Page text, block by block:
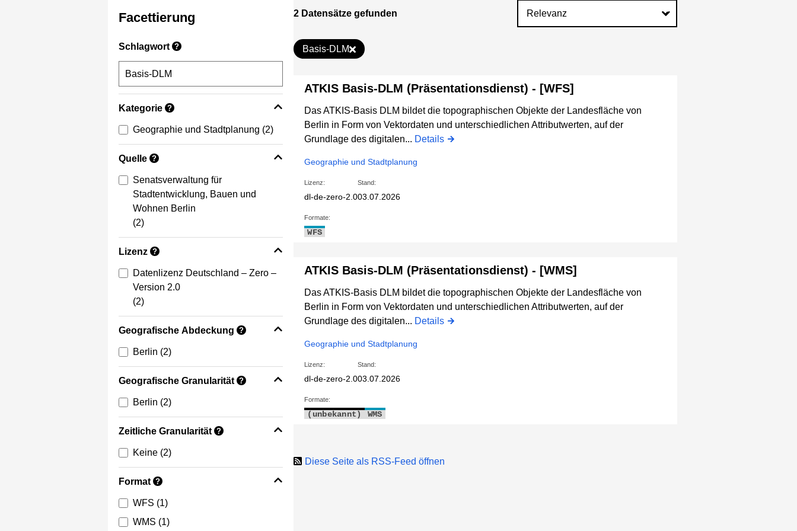
Facettierung
Schlagwort ?
Kategorie ?
Geographie und Stadtplanung (2)
Quelle ?
Senatsverwaltung für
Stadtentwicklung, Bauen und
Wohnen Berlin
(2)
Lizenz ?
Datenlizenz Deutschland – Zero –
Version 2.0
(2)
Geografische Abdeckung ?
Berlin (2)
Geografische Granularität ?
Berlin (2)
Zeitliche Granularität ?
Keine (2)
Format ?
WFS (1)
WMS (1)
2 Datensätze gefunden
Basis-DLM
ATKIS Basis-DLM (Präsentationsdienst) - [WFS]
Das ATKIS-Basis DLM bildet die topographischen Objekte der Landesfläche von
Berlin in Form von Vektordaten und unterschiedlichen Attributwerten, auf der
Grundlage des digitalen... Details
Geographie und Stadtplanung
Lizenz:
dl-de-zero-2.0
Stand:
03.07.2026
Formate:
WFS
ATKIS Basis-DLM (Präsentationsdienst) - [WMS]
Das ATKIS-Basis DLM bildet die topographischen Objekte der Landesfläche von
Berlin in Form von Vektordaten und unterschiedlichen Attributwerten, auf der
Grundlage des digitalen... Details
Geographie und Stadtplanung
Lizenz:
dl-de-zero-2.0
Stand:
03.07.2026
Formate:
(unbekannt) WMS
Diese Seite als RSS-Feed öffnen